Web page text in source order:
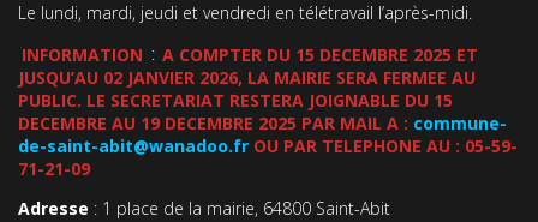
Le lundi, mardi, jeudi et vendredi en télétravail l’après-midi.
INFORMATION : A COMPTER DU 15 DECEMBRE 2025 ET
JUSQU’AU 02 JANVIER 2026, LA MAIRIE SERA FERMEE AU
PUBLIC. LE SECRETARIAT RESTERA JOIGNABLE DU 15
DECEMBRE AU 19 DECEMBRE 2025 PAR MAIL A : commune-
de-saint-abit@wanadoo.fr OU PAR TELEPHONE AU : 05-59-
71-21-09
Adresse : 1 place de la mairie, 64800 Saint-Abit